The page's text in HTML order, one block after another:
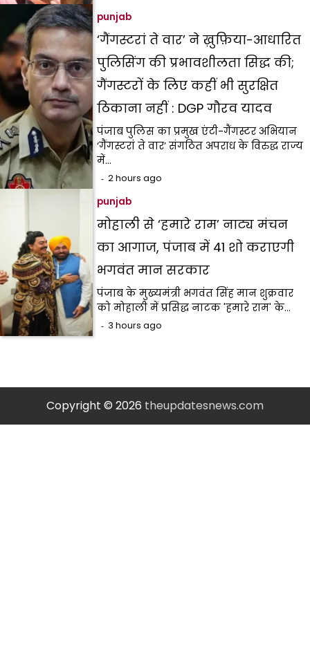
punjab
‘गैंगस्टरां ते वार’ ने ख़ुफ़िया-आधारित
पुलिसिंग की प्रभावशीलता सिद्ध की;
गैंगस्टरों के लिए कहीं भी सुरक्षित
ठिकाना नहीं : DGP गौरव यादव
पंजाब पुलिस का प्रमुख एंटी-गैंगस्टर अभियान
‘गैंगस्टरां ते वार’ संगठित अपराध के विरुद्ध राज्य
में…
2 hours ago
punjab
मोहाली से ‘हमारे राम’ नाट्य मंचन
का आगाज, पंजाब में 41 शो कराएगी
भगवंत मान सरकार
पंजाब के मुख्यमंत्री भगवंत सिंह मान शुक्रवार
को मोहाली में प्रसिद्ध नाटक 'हमारे राम' के…
3 hours ago
Copyright © 2026 theupdatesnews.com